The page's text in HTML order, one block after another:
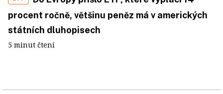
procent ročně, většinu peněz má v amerických
státních dluhopisech
5 minut čtení